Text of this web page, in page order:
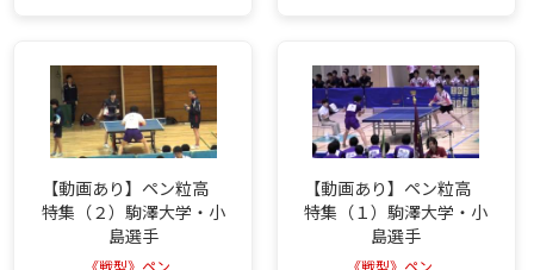
【動画あり】ペン粒高
特集（２）駒澤大学・小
島選手
【動画あり】ペン粒高
特集（１）駒澤大学・小
島選手